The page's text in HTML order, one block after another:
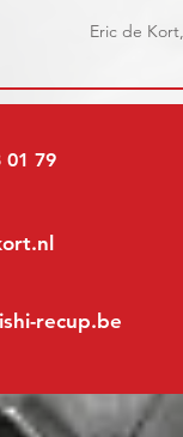
Eric de
recup.be
01 79